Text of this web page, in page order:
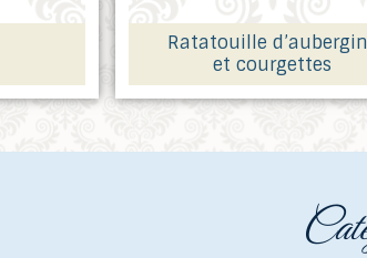
Ratatouille
et courgettes